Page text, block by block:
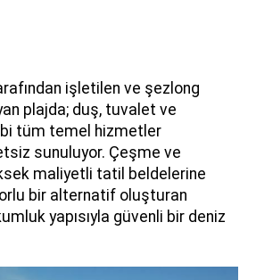
işletilen ve şezlong
plajda; duş, tuvalet ve
tüm temel hizmetler
sunuluyor. Çeşme ve
maliyetli tatil beldelerine
bir alternatif oluşturan
yapısıyla güvenli bir deniz